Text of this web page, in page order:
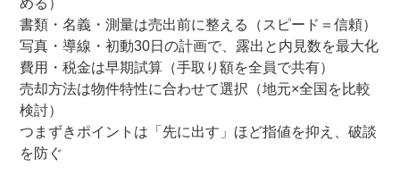
める）
書類・名義・測量は売出前に整える（スピード＝信頼）
写真・導線・初動30日の計画で、露出と内見数を最大化
費用・税金は早期試算（手取り額を全員で共有）
売却方法は物件特性に合わせて選択（地元×全国を比較
検討）
つまずきポイントは「先に出す」ほど指値を抑え、破談
を防ぐ